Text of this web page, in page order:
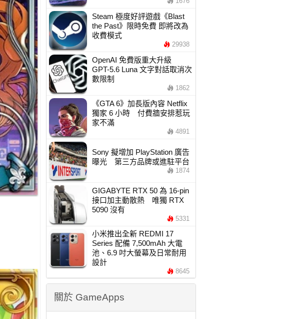
Steam 極度好評遊戲《Blast
the Past》限時免費 即將改為
收費模式
29938
OpenAI 免費版重大升級
GPT-5.6 Luna 文字對話取消次
數限制
1862
《GTA 6》加長版內容 Netflix
獨家 6 小時 付費牆安排惹玩
家不滿
4891
Sony 擬增加 PlayStation 廣告
曝光 第三方品牌或進駐平台
1874
GIGABYTE RTX 50 為 16-pin
接口加主動散熱 唯獨 RTX
5090 沒有
5331
小米推出全新 REDMI 17
Series 配備 7,500mAh 大電
池、6.9 吋大螢幕及日常耐用
設計
8645
關於 GameApps